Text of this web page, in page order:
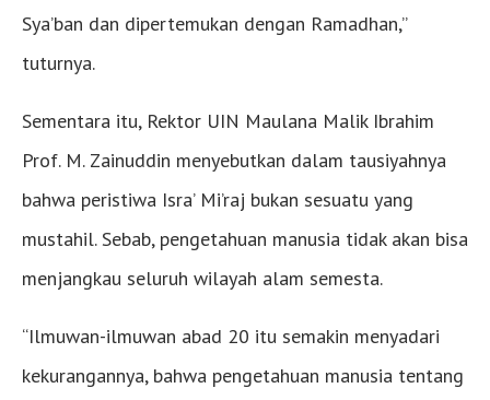
Sya’ban dan dipertemukan dengan Ramadhan,”
tuturnya.
Sementara itu, Rektor UIN Maulana Malik Ibrahim
Prof. M. Zainuddin menyebutkan dalam tausiyahnya
bahwa peristiwa Isra’ Mi’raj bukan sesuatu yang
mustahil. Sebab, pengetahuan manusia tidak akan bisa
menjangkau seluruh wilayah alam semesta.
“Ilmuwan-ilmuwan abad 20 itu semakin menyadari
kekurangannya, bahwa pengetahuan manusia tentang